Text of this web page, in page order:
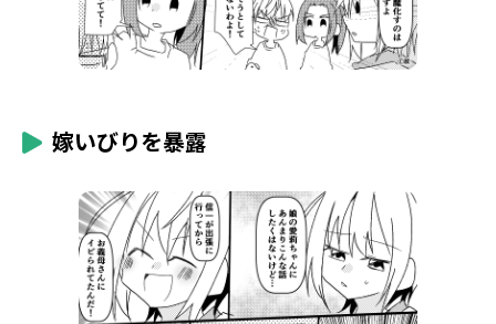
嫁いびりを暴露